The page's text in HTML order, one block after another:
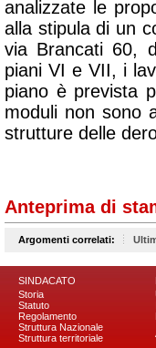
analizzate le
alla stipula di un
via Brancati 60,
piani VI e VII, i
piano è prevista
moduli non sono
strutture delle
Anteprima di
Argomenti correlati:
SINDACATO
Storia
Statuto
Regolamento
Struttura Nazionale
Struttura territoriale